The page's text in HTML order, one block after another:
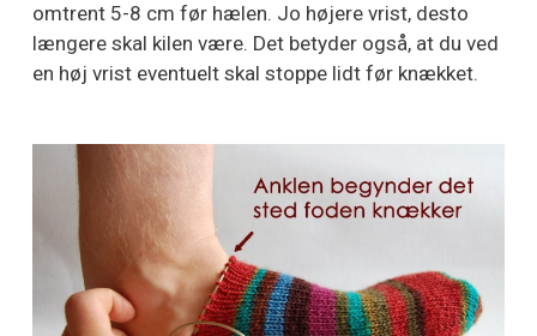
omtrent 5-8 cm før hælen. Jo højere vrist, desto
længere skal kilen være. Det betyder også, at du ved
en høj vrist eventuelt skal stoppe lidt før knækket.